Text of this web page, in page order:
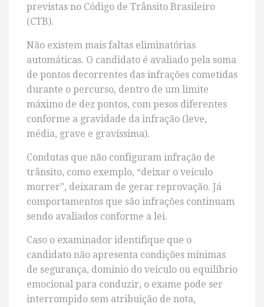
previstas no Código de Trânsito Brasileiro
(CTB).
Não existem mais faltas eliminatórias
automáticas. O candidato é avaliado pela soma
de pontos decorrentes das infrações cometidas
durante o percurso, dentro de um limite
máximo de dez pontos, com pesos diferentes
conforme a gravidade da infração (leve,
média, grave e gravíssima).
Condutas que não configuram infração de
trânsito, como exemplo, “deixar o veículo
morrer”, deixaram de gerar reprovação. Já
comportamentos que são infrações continuam
sendo avaliados conforme a lei.
Caso o examinador identifique que o
candidato não apresenta condições mínimas
de segurança, domínio do veículo ou equilíbrio
emocional para conduzir, o exame pode ser
interrompido sem atribuição de nota,